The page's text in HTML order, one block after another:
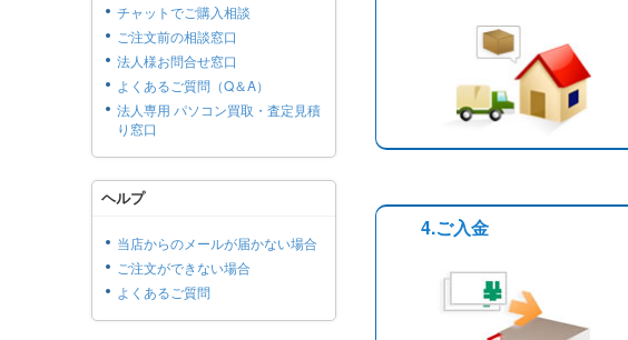
4.ご入金
チャットでご購入相談
ご注文前の相談窓口
法人様お問合せ窓口
よくあるご質問（Q＆A）
法人専用 パソコン買取・査定見積
り窓口
ヘルプ
当店からのメールが届かない場合
ご注文ができない場合
よくあるご質問